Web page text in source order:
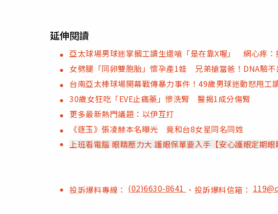
延伸閱讀
亞太球場男球迷掌摑工讀生還嗆「是在靠X喔」 網心疼：
女劈腿「同卵雙胞胎」懷孕產1娃 兄弟搶當爸！DNA驗不
台南亞太棒球場開幕戰傳暴力事件！49歲男球迷動怒甩
30歲女狂吃「EVE止痛藥」慘洗腎 醫揭1成分傷腎
更多最新熱門議題：以伊互打
《逐玉》張凌赫本名曝光 竟和台8女星同名同姓
上班看電腦 眼睛壓力大 護眼保單要入手【安心護眼定期眼
投訴爆料專線： (02)6630-8641 、投訴爆料信箱：